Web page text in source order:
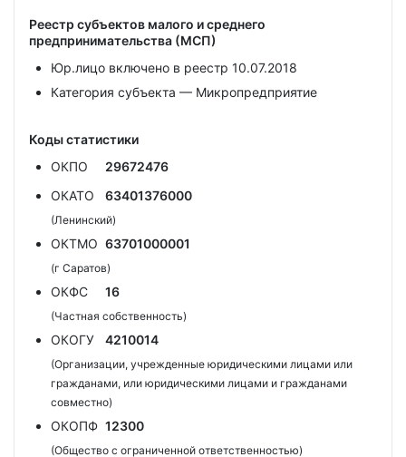
Реестр субъектов малого и среднего
предпринимательства (МСП)
Юр.лицо включено в реестр 10.07.2018
Категория субъекта — Микропредприятие
Коды статистики
ОКПО
29672476
ОКАТО
63401376000
(Ленинский)
ОКТМО 63701000001
(г Саратов)
ОКФС 16
(Частная собственность)
ОКОГУ 4210014
(Организации, учрежденные юридическими лицами или
гражданами, или юридическими лицами и гражданами
совместно)
ОКОПФ 12300
(Общество с ограниченной ответственностью)